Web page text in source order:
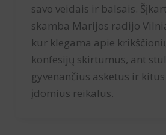
savo veidais ir balsais.
skamba Marijos radijo
kur klegama apie
konfesijų skirtumus, ant
gyvenančius asketus ir
įdomius reikalus.